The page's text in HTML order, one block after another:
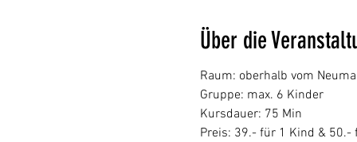
Über die
Raum: oberhalb vom
Gruppe: max. 6 Kinder
Kursdauer: 75 Min
Preis: 39.- für 1 Kind & 50.-